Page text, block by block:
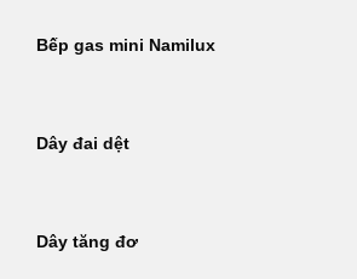
Bếp gas mini Namilux
Dây đai dệt
Dây tăng đơ